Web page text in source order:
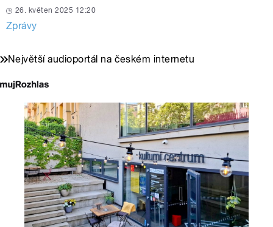
26. květen 2025 12:20
Zprávy
Největší audioportál na českém internetu